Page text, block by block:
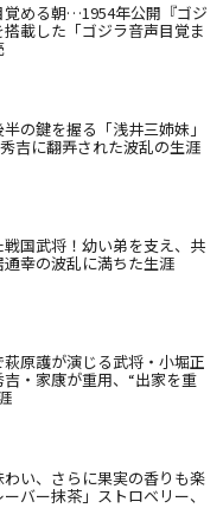
覚める朝…1954年公開『ゴジ
載した「ゴジラ音声目覚ま
半の鍵を握る「浅井三姉妹」
吉に翻弄された波乱の生涯
国武将！幼い弟を支え、共
幸の波乱に満ちた生涯
萩原護が演じる武将・小堀正
・家康が重用、“出家を重
わい、さらに果実の香りも楽
バー抹茶」ストロベリー、